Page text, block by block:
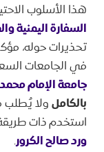
هذا الأسلوب
السفارة اليمنية
تحذيرات حوله،
في الجامعات
جامعة الإمام
بالكاملولا
استخدم ذات
ورد صالح الكرور.